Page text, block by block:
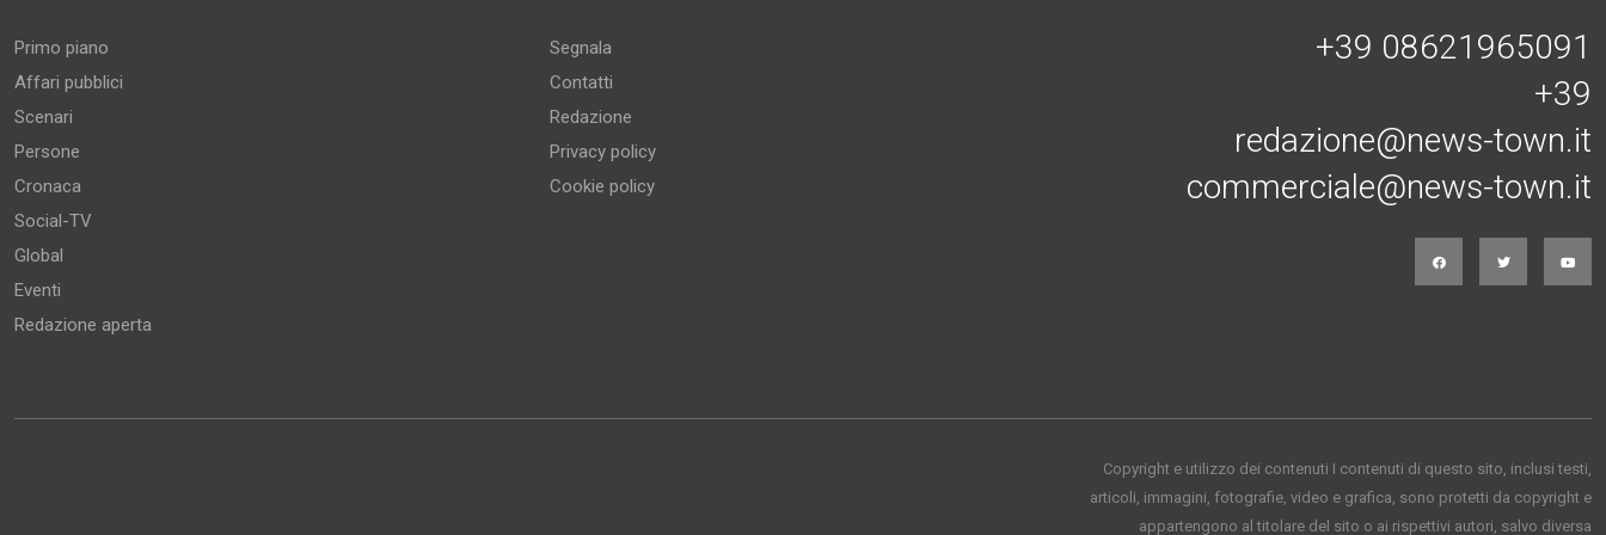
Primo piano
Affari pubblici
Scenari
Persone
Cronaca
Social-TV
Global
Eventi
Redazione aperta
Segnala
Contatti
Redazione
Privacy policy
Cookie policy
+39 08621965091
+39
redazione@news-town.it
commerciale@news-town.it
Copyright e utilizzo dei contenuti I contenuti di questo sito, inclusi testi,
articoli, immagini, fotografie, video e grafica, sono protetti da copyright e
appartengono al titolare del sito o ai rispettivi autori, salvo diversa